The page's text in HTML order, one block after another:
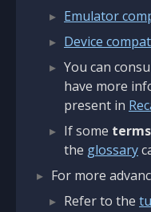
Emulator
Device
You can
have more
present in
If some terms
the glossary
For more
Refer to the